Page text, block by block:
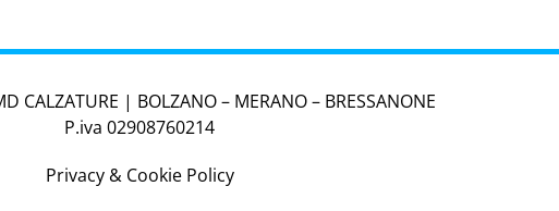
CALZATURE | BOLZANO – MERANO – BRESSANONE
P.iva 02908760214
Privacy & Cookie Policy